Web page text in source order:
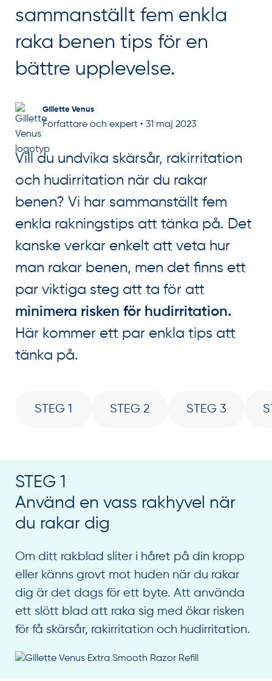
Gillette Venus
Författare och expert • 31 maj 2023
sammanställt fem enkla
raka benen tips för en
bättre upplevelse.
Vill du undvika skärsår, rakirritation
och hudirritation när du rakar
benen? Vi har sammanställt fem
enkla rakningstips att tänka på. Det
kanske verkar enkelt att veta hur
man rakar benen, men det finns ett
par viktiga steg att ta för att
minimera risken för hudirritation.
Här kommer ett par enkla tips att
tänka på.
STEG 1 STEG 2 STEG 3
STEG 1
Använd en vass rakhyvel när
du rakar dig
Om ditt rakblad sliter i håret på din kropp
eller känns grovt mot huden när du rakar
dig är det dags för ett byte. Att använda
ett slött blad att raka sig med ökar risken
för få skärsår, rakirritation och hudirritation.